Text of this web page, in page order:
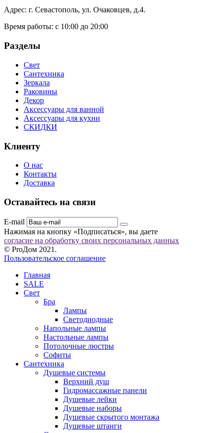
Адрес: г. Севастополь, ул. Очаковцев, д.4.
Время работы: с 10:00 до 20:00
Разделы
Свет
Сантехника
Зеркала
Раковины
Декор
Аксессуары для ванной
Аксессуары для кухни
СКИДКИ
Клиенту
О нас
Контакты
Доставка
Оставайтесь на связи
E-mail
Нажимая на кнопку «Подписаться», вы даете
согласие на обработку своих персональных данных
© ProДом 2021.
Пользовательское соглашение
Главная
SALE
Свет
Бра
Лампы
Светодиодные
Напольные лампы
Настольные лампы
Потолочные люстры
Софиты
Сантехника
Душевые системы
Верхний душ
Гидромассажные панели
Душевые лейки
Душевые наборы
Душевые скрытого монтажа
Душевые штанги